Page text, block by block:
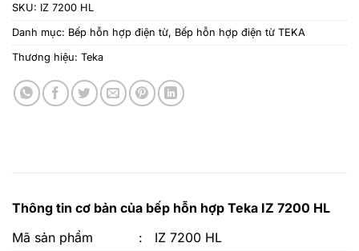
SKU: IZ 7200 HL
Danh mục: Bếp hỗn hợp điện từ, Bếp hỗn hợp điện từ TEKA
Thương hiệu: Teka
Thông tin cơ bản của bếp hỗn hợp Teka IZ 7200 HL
Mã sản phẩm
: IZ 7200 HL